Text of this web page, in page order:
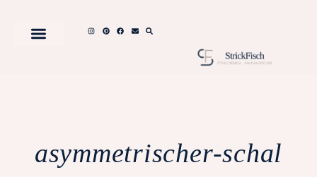
asymmetrischer-schal